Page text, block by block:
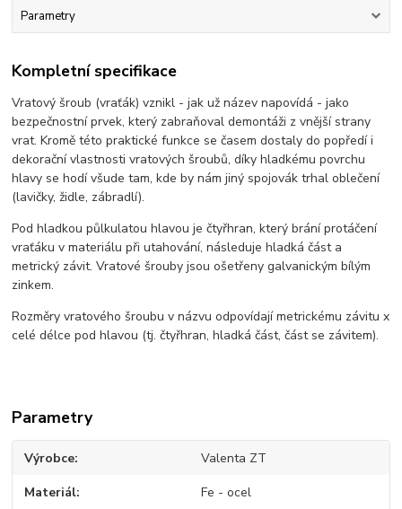
Parametry
Kompletní specifikace
Vratový šroub (vraťák) vznikl - jak už název napovídá - jako
bezpečnostní prvek, který zabraňoval demontáži z vnější strany
vrat. Kromě této praktické funkce se časem dostaly do popředí i
dekorační vlastnosti vratových šroubů, díky hladkému povrchu
hlavy se hodí všude tam, kde by nám jiný spojovák trhal oblečení
(lavičky, židle, zábradlí).
Pod hladkou půlkulatou hlavou je čtyřhran, který brání protáčení
vraťáku v materiálu při utahování, následuje hladká část a
metrický závit. Vratové šrouby jsou ošetřeny galvanickým bílým
zinkem.
Rozměry vratového šroubu v názvu odpovídají metrickému závitu x
celé délce pod hlavou (tj. čtyřhran, hladká část, část se závitem).
Parametry
Výrobce Valenta ZT
Materiál Fe - ocel